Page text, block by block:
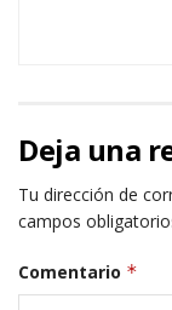
Deja una
Tu dirección de
campos
Comentario *